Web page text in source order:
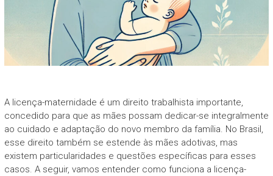
A licença-maternidade é um direito trabalhista importante,
concedido para que as mães possam dedicar-se integralmente
ao cuidado e adaptação do novo membro da família. No Brasil,
esse direito também se estende às mães adotivas, mas
existem particularidades e questões específicas para esses
casos. A seguir, vamos entender como funciona a licença-